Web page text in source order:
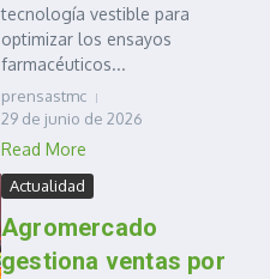
tecnología vestible para
optimizar los ensayos
farmacéuticos...
prensastmc
29 de junio de 2026
Read More
Actualidad
Agromercado
gestiona ventas por